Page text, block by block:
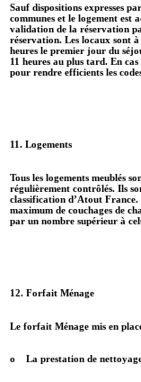
Sauf dispositions expresses
communes et le logement est
validation de la réservation
réservation. Les locaux sont
heures le premier jour du
11 heures au plus tard. En
pour rendre efficients les
11. Logements
Tous les logements meublés
régulièrement contrôlés. Ils
classification d’Atout France.
maximum de couchages de
par un nombre supérieur à
12. Forfait Ménage
Le forfait Ménage mis en
o La prestation de